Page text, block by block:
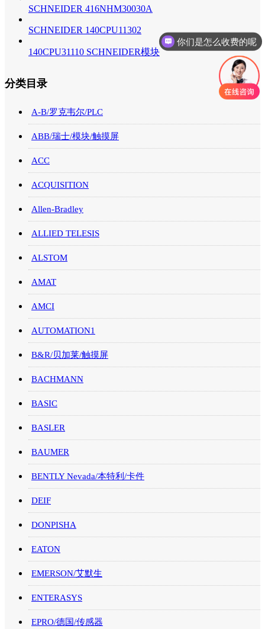
SCHNEIDER 416NHM30030A
SCHNEIDER 140CPU11302
140CPU31110 SCHNEIDER模块
分类目录
A-B/罗克韦尔/PLC
ABB/瑞士/模块/触摸屏
ACC
ACQUISITION
Allen-Bradley
ALLIED TELESIS
ALSTOM
AMAT
AMCI
AUTOMATION1
B&R/贝加莱/触摸屏
BACHMANN
BASIC
BASLER
BAUMER
BENTLY Nevada/本特利/卡件
DEIF
DONPISHA
EATON
EMERSON/艾默生
ENTERASYS
EPRO/德国/传感器
你们是怎么收费的呢